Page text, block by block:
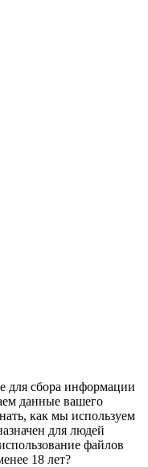
для сбора информации
данные вашего
как мы используем
для людей
файлов
18 лет?